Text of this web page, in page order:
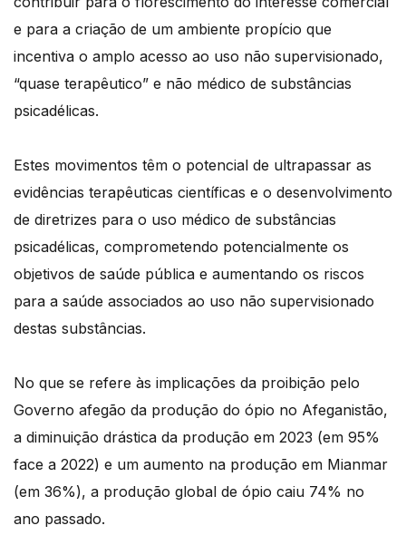
e para a criação de um ambiente propício que
incentiva o amplo acesso ao uso não supervisionado,
“quase terapêutico” e não médico de substâncias
psicadélicas.
Estes movimentos têm o potencial de ultrapassar as
evidências terapêuticas científicas e o desenvolvimento
de diretrizes para o uso médico de substâncias
psicadélicas, comprometendo potencialmente os
objetivos de saúde pública e aumentando os riscos
para a saúde associados ao uso não supervisionado
destas substâncias.
No que se refere às implicações da proibição pelo
Governo afegão da produção do ópio no Afeganistão,
a diminuição drástica da produção em 2023 (em 95%
face a 2022) e um aumento na produção em Mianmar
(em 36%), a produção global de ópio caiu 74% no
ano passado.